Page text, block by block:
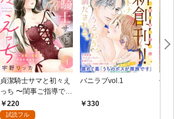
貞潔騎士サマと初々え
っち 〜閨事ご指導でき
かねます！〜（1）
220
試読フル
バニラブvol.1
330
偽